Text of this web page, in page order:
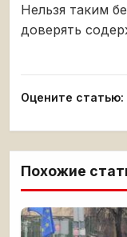
Нельзя таким
доверять
Оцените статью:
Похожие